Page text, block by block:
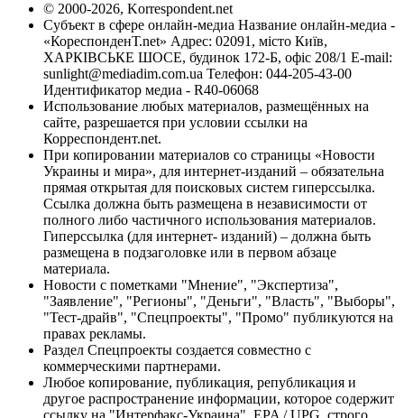
© 2000-2026, Korrespondent.net
Субъект в сфере онлайн-медиа Название онлайн-медиа -
«КореспонденТ.net» Адрес: 02091, місто Київ,
ХАРКІВСЬКЕ ШОСЕ, будинок 172-Б, офіс 208/1 E-mail:
sunlight@mediadim.com.ua Телефон: 044-205-43-00
Идентификатор медиа - R40-06068
Использование любых материалов, размещённых на
сайте, разрешается при условии ссылки на
Корреспондент.net.
При копировании материалов со страницы «Новости
Украины и мира», для интернет-изданий – обязательна
прямая открытая для поисковых систем гиперссылка.
Ссылка должна быть размещена в независимости от
полного либо частичного использования материалов.
Гиперссылка (для интернет- изданий) – должна быть
размещена в подзаголовке или в первом абзаце
материала.
Новости с пометками "Мнение", "Экспертиза",
"Заявление", "Регионы", "Деньги", "Власть", "Выборы",
"Тест-драйв", "Спецпроекты", "Промо" публикуются на
правах рекламы.
Раздел Спецпроекты создается совместно с
коммерческими партнерами.
Любое копирование, публикация, републикация и
другое распространение информации, которое содержит